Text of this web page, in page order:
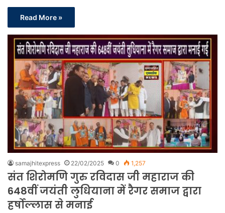
Read More »
samajhitexpress 22/02/2025 0 1,257
संत शिरोमणि गुरु रविदास जी महाराज की
648वीं जयंती लुधियाना में रैगर समाज द्वारा
हर्षोल्लास से मनाई